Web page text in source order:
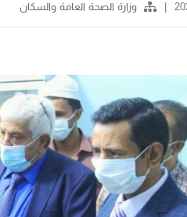
وزارة الصحة العامة والسكان